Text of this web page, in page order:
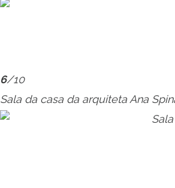
6/10
Sala da casa da arquiteta Ana